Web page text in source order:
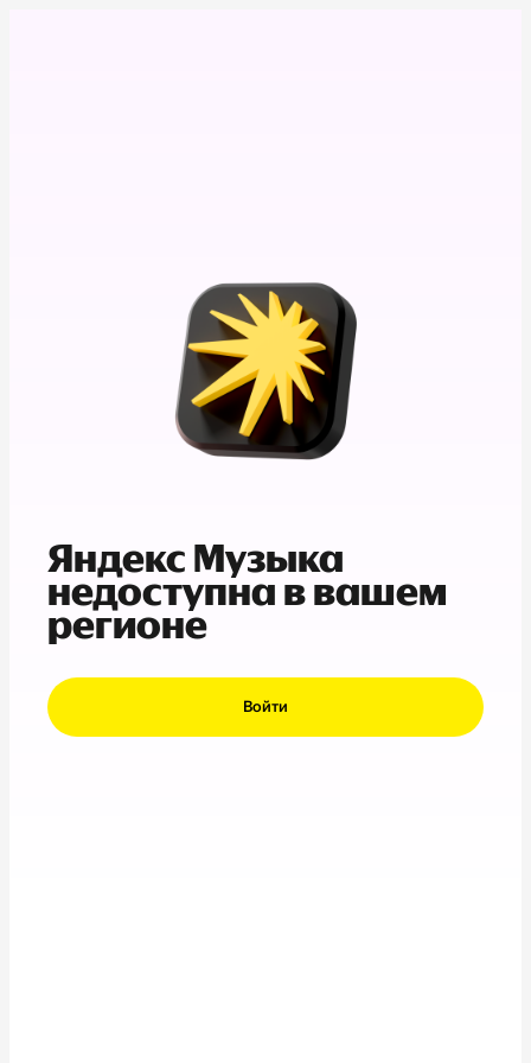
Яндекс Музыка
недоступна в вашем
регионе
Войти